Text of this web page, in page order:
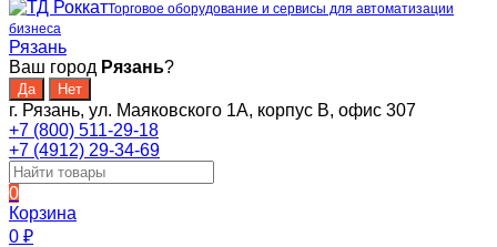
Торговое оборудование и сервисы для автоматизации
бизнеса
Рязань
Ваш город Рязань?
г. Рязань, ул. Маяковского 1А, корпус B, офис 307
+7 (800) 511-29-18
+7 (4912) 29-34-69
0
Корзина
0 ₽